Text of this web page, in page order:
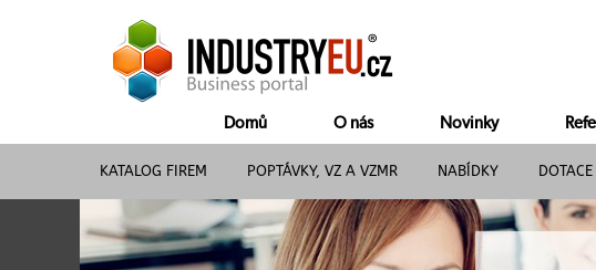
Domů O nás Novinky
KATALOG FIREM POPTÁVKY, VZ A VZMR NABÍDKY